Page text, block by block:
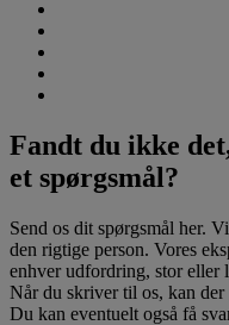
Fandt du ikke
et spørgsmål?
Send os dit spørgsmål her.
den rigtige person. Vores
enhver udfordring, stor eller
Når du skriver til os, kan
Du kan eventuelt også få